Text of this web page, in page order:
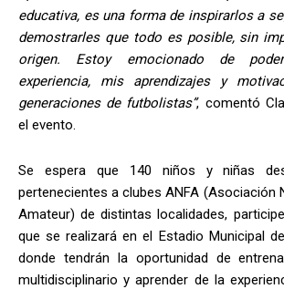
educativa, es una forma de inspirarlos a
demostrarles que todo es posible, sin
origen. Estoy emocionado de
experiencia, mis aprendizajes y
generaciones de futbolistas”, comentó
el evento.
Se espera que 140 niños y niñas
pertenecientes a clubes ANFA (Asociación
Amateur) de distintas localidades,
que se realizará en el Estadio Municipal
donde tendrán la oportunidad de
multidisciplinario y aprender de la